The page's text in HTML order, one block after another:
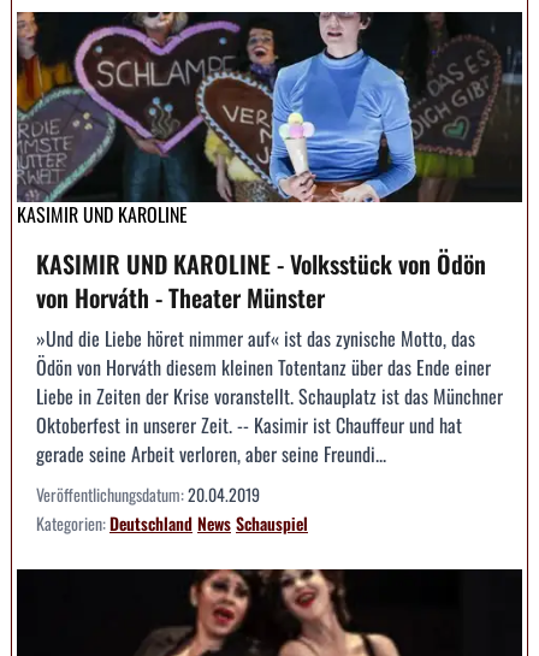
KASIMIR UND KAROLINE
KASIMIR UND KAROLINE - Volksstück von Ödön
von Horváth - Theater Münster
»Und die Liebe höret nimmer auf« ist das zynische Motto, das
Ödön von Horváth diesem kleinen Totentanz über das Ende einer
Liebe in Zeiten der Krise voranstellt. Schauplatz ist das Münchner
Oktoberfest in unserer Zeit. -- Kasimir ist Chauffeur und hat
gerade seine Arbeit verloren, aber seine Freundi...
Veröffentlichungsdatum:20.04.2019
Kategorien:DeutschlandNewsSchauspiel